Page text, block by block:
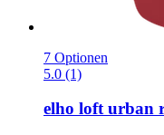
7 Optionen
5.0 (1)
elho loft urban